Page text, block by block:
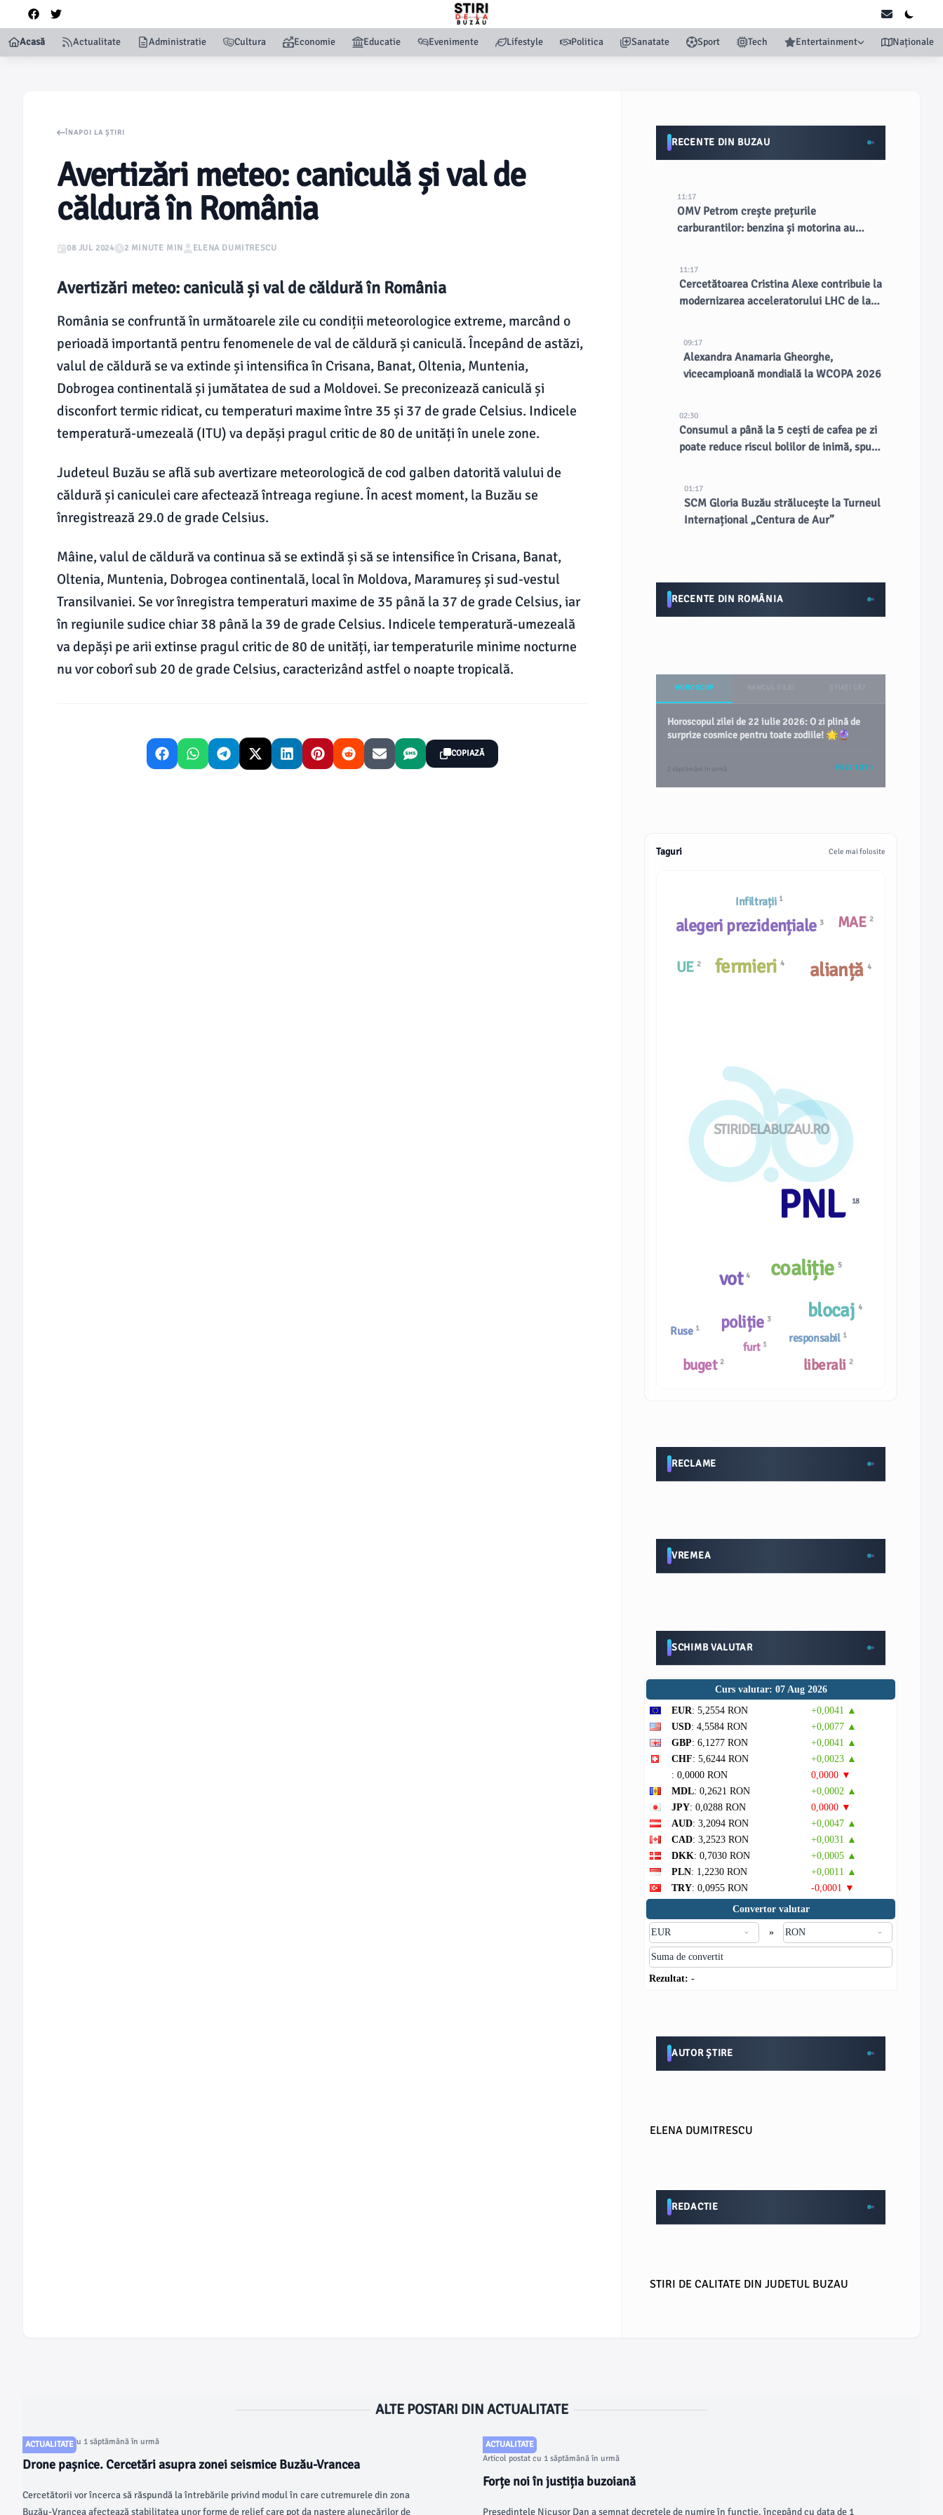
Acasă Actualitate Administratie Cultura Economie Educatie Evenimente Lifestyle Politica Sanatate Sport Tech Entertainment Naționale
ÎNAPOI LA ȘTIRI
Avertizări meteo: caniculă și val de
căldură în România
08 JUL 2024 2 MINUTE MIN ELENA DUMITRESCU
Avertizări meteo: caniculă și val de căldură în România
România se confruntă în următoarele zile cu condiții meteorologice extreme, marcând o
perioadă importantă pentru fenomenele de val de căldură și caniculă. Începând de astăzi,
valul de căldură se va extinde și intensifica în Crisana, Banat, Oltenia, Muntenia,
Dobrogea continentală și jumătatea de sud a Moldovei. Se preconizează caniculă și
disconfort termic ridicat, cu temperaturi maxime între 35 și 37 de grade Celsius. Indicele
temperatură-umezeală (ITU) va depăși pragul critic de 80 de unități în unele zone.
Judeteul Buzău se află sub avertizare meteorologică de cod galben datorită valului de
căldură și caniculei care afectează întreaga regiune. În acest moment, la Buzău se
înregistrează 29.0 de grade Celsius.
Mâine, valul de căldură va continua să se extindă și să se intensifice în Crisana, Banat,
Oltenia, Muntenia, Dobrogea continentală, local în Moldova, Maramureș și sud-vestul
Transilvaniei. Se vor înregistra temperaturi maxime de 35 până la 37 de grade Celsius, iar
în regiunile sudice chiar 38 până la 39 de grade Celsius. Indicele temperatură-umezeală
va depăși pe arii extinse pragul critic de 80 de unități, iar temperaturile minime nocturne
nu vor coborî sub 20 de grade Celsius, caracterizând astfel o noapte tropicală.
COPIAZĂ
RECENTE DIN BUZAU
11:17
OMV Petrom crește prețurile
carburantilor: benzina și motorina au
11:17
Cercetătoarea Cristina Alexe contribuie la
modernizarea acceleratorului LHC de la
09:17
Alexandra Anamaria Gheorghe,
vicecampioană mondială la WCOPA 2026
02:30
Consumul a până la 5 cești de cafea pe zi
poate reduce riscul bolilor de inimă, spun
01:17
SCM Gloria Buzău strălucește la Turneul
Internațional „Centura de Aur”
RECENTE DIN ROMÂNIA
HOROSCOP
Horoscopul zilei de 22 iulie 2026: O zi plină de
surprize cosmice pentru toate zodiile! 🌟🔮
2 săptămâni în urmă VEZI TOT
Taguri Cele mai folosite
STIRIDELABUZAU.RO
PNL 18
liberali 2
fermieri 4
Infiltrații 1
buget 2
vot4
responsabil 1
coaliție 5
alianță 4
UE 2
Ruse 1
furt 1
MAE 2
poliție 3 blocaj4
alegeri prezidențiale 3
RECLAME
VREMEA
SCHIMB VALUTAR
Curs valutar: 07 Aug 2026
EUR: 5,2554 RON
+0,0041 ▲
USD: 4,5584 RON
+0,0077 ▲
GBP: 6,1277 RON
+0,0041 ▲
CHF: 5,6244 RON
+0,0023 ▲
: 0,0000 RON
0,0000 ▼
MDL: 0,2621 RON
+0,0002 ▲
JPY: 0,0288 RON
0,0000 ▼
AUD: 3,2094 RON
+0,0047 ▲
CAD: 3,2523 RON
+0,0031 ▲
DKK: 0,7030 RON
+0,0005 ▲
PLN: 1,2230 RON
+0,0011 ▲
TRY: 0,0955 RON
-0,0001 ▼
Convertor valutar
»
Rezultat: -
AUTOR ȘTIRE
ELENA DUMITRESCU
REDACTIE
STIRI DE CALITATE DIN JUDETUL BUZAU
ALTE POSTARI DIN ACTUALITATE
ACTUALITATE
Articol postat cu 1 săptămână în urmă
Drone pașnice. Cercetări asupra zonei seismice Buzău-Vrancea
Cercetătorii vor încerca să răspundă la întrebările privind modul în care cutremurele din zona
Buzău-Vrancea afectează stabilitatea unor forme de relief care pot da naştere alunecărilor de
ACTUALITATE
Articol postat cu 1 săptămână în urmă
Forțe noi în justiția buzoiană
Preşedintele Nicuşor Dan a semnat decretele de numire în funcţie, începând cu data de 1